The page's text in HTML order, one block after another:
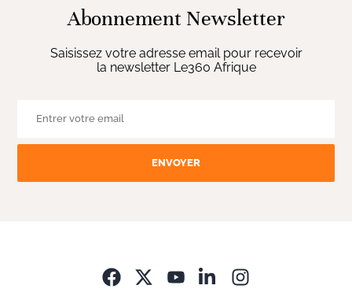
Abonnement Newsletter
Saisissez votre adresse email pour recevoir
la newsletter Le360 Afrique
ENVOYER